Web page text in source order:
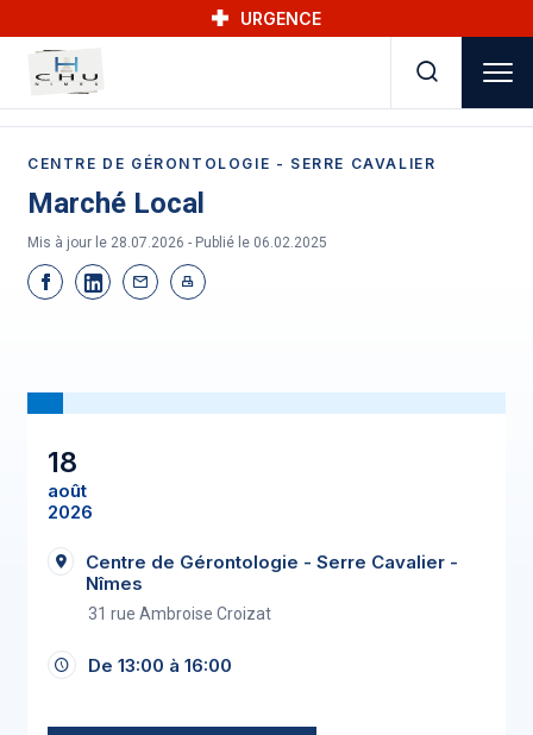
URGENCE
CENTRE DE GÉRONTOLOGIE - SERRE CAVALIER
Marché Local
Mis à jour le 28.07.2026 - Publié le 06.02.2025
18
août
2026
Centre de Gérontologie - Serre Cavalier -
Nîmes
31 rue Ambroise Croizat
De 13:00 à 16:00